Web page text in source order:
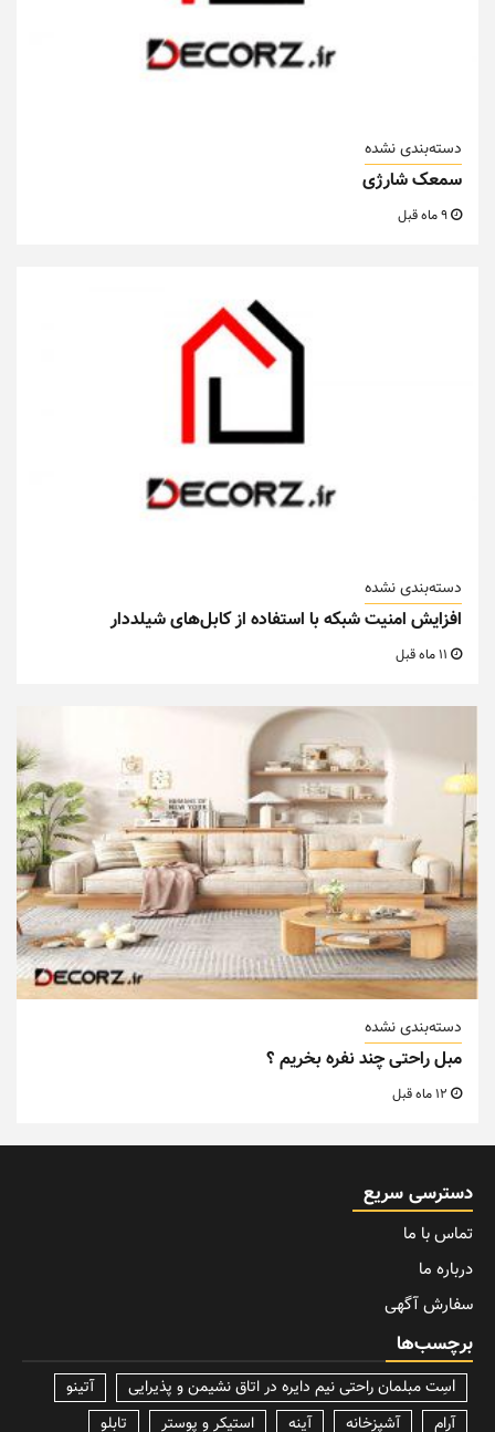
دسته‌بندی نشده
سمعک شارژی
دسته‌بندی نشده
افزایش امنیت شبکه با استفاده از کابل‌های شیلددار
دسته‌بندی نشده
مبل راحتی چند نفره بخریم ؟
دسترسی سریع
تماس با ما
درباره ما
سفارش آگهی
برچسب‌ها
lسِت مبلمان راحتی نیم دایره در اتاق نشیمن و پذیرایی
آتینو
آرام
آشپزخانه آینه استیکر و پوستر
تابلو